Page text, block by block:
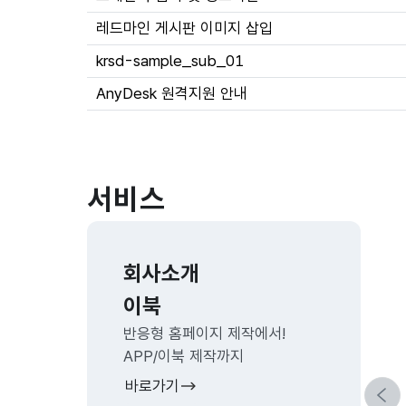
레드마인 게시판 이미지 삽입
krsd-sample_sub_01
AnyDesk 원격지원 안내
서비스
회사소개
이북
반응형 홈페이지 제작에서!
APP/이북 제작까지
바로가기